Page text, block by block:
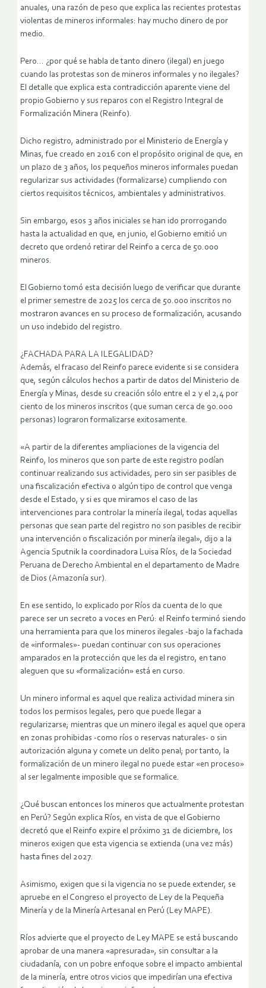
anuales, una razón de peso que explica las recientes protestas
violentas de mineros informales: hay mucho dinero de por
medio.
Pero… ¿por qué se habla de tanto dinero (ilegal) en juego
cuando las protestas son de mineros informales y no ilegales?
El detalle que explica esta contradicción aparente viene del
propio Gobierno y sus reparos con el Registro Integral de
Formalización Minera (Reinfo).
Dicho registro, administrado por el Ministerio de Energía y
Minas, fue creado en 2016 con el propósito original de que, en
un plazo de 3 años, los pequeños mineros informales puedan
regularizar sus actividades (formalizarse) cumpliendo con
ciertos requisitos técnicos, ambientales y administrativos.
Sin embargo, esos 3 años iniciales se han ido prorrogando
hasta la actualidad en que, en junio, el Gobierno emitió un
decreto que ordenó retirar del Reinfo a cerca de 50.000
mineros.
El Gobierno tomó esta decisión luego de verificar que durante
el primer semestre de 2025 los cerca de 50.000 inscritos no
mostraron avances en su proceso de formalización, acusando
un uso indebido del registro.
¿FACHADA PARA LA ILEGALIDAD?
Además, el fracaso del Reinfo parece evidente si se considera
que, según cálculos hechos a partir de datos del Ministerio de
Energía y Minas, desde su creación sólo entre el 2 y el 2,4 por
ciento de los mineros inscritos (que suman cerca de 90.000
personas) lograron formalizarse exitosamente.
«A partir de la diferentes ampliaciones de la vigencia del
Reinfo, los mineros que son parte de este registro podían
continuar realizando sus actividades, pero sin ser pasibles de
una fiscalización efectiva o algún tipo de control que venga
desde el Estado, y si es que miramos el caso de las
intervenciones para controlar la minería ilegal, todas aquellas
personas que sean parte del registro no son pasibles de recibir
una intervención o fiscalización por minería ilegal», dijo a la
Agencia Sputnik la coordinadora Luisa Ríos, de la Sociedad
Peruana de Derecho Ambiental en el departamento de Madre
de Dios (Amazonía sur).
En ese sentido, lo explicado por Ríos da cuenta de lo que
parece ser un secreto a voces en Perú: el Reinfo terminó siendo
una herramienta para que los mineros ilegales -bajo la fachada
de «informales»- puedan continuar con sus operaciones
amparados en la protección que les da el registro, en tano
aleguen que su «formalización» está en curso.
Un minero informal es aquel que realiza actividad minera sin
todos los permisos legales, pero que puede llegar a
regularizarse; mientras que un minero ilegal es aquel que opera
en zonas prohibidas -como ríos o reservas naturales- o sin
autorización alguna y comete un delito penal; por tanto, la
formalización de un minero ilegal no puede estar «en proceso»
al ser legalmente imposible que se formalice.
¿Qué buscan entonces los mineros que actualmente protestan
en Perú? Según explica Ríos, en vista de que el Gobierno
decretó que el Reinfo expire el próximo 31 de diciembre, los
mineros exigen que esta vigencia se extienda (una vez más)
hasta fines del 2027.
Asimismo, exigen que si la vigencia no se puede extender, se
apruebe en el Congreso el proyecto de Ley de la Pequeña
Minería y de la Minería Artesanal en Perú (Ley MAPE).
Ríos advierte que el proyecto de Ley MAPE se está buscando
aprobar de una manera «apresurada», sin consultar a la
ciudadanía, con un pobre enfoque sobre el impacto ambiental
de la minería, entre otros vicios que impedirían una efectiva